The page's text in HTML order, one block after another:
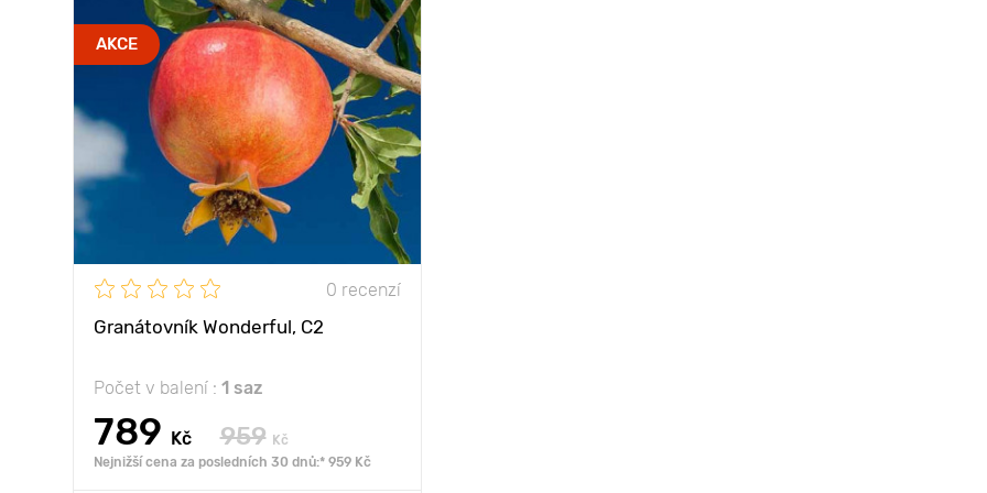
AKCE
0 recenzí
Granátovník Wonderful, С2
Počet v balení : 1 saz
789 Kč 959
Kč
Nejnižší cena za posledních 30 dnů:* 959 Kč